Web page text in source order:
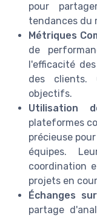
pour
tendances du
Métriques
de
l'efficacité
des clients.
objectifs.
Utilisation
plateformes
précieuse
équipes.
coordination
projets en
Échanges
partage